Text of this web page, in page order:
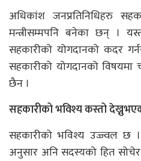
अधिकांश जनप्रतिनिधिहरु
मन्त्रीसम्मपनि बनेका छन् ।
सहकारीको योगदानको कदर
सहकारीको योगदानको विषयमा
छैन ।
सहकारीको भविश्य कस्तो
सहकारीको भविश्य उज्ज्वल
अनुसार अनि सदस्यको हित